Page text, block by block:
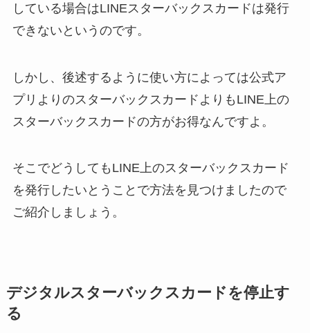
している場合はLINEスターバックスカードは発行
できないというのです。
しかし、後述するように使い方によっては公式ア
プリよりのスターバックスカードよりもLINE上の
スターバックスカードの方がお得なんですよ。
そこでどうしてもLINE上のスターバックスカード
を発行したいとうことで方法を見つけましたので
ご紹介しましょう。
デジタルスターバックスカードを停止す
る